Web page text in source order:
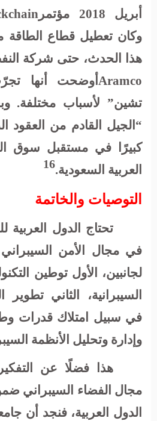
أبريل 2018 مؤتمر
وكان تعطيل قطاع الطاقة
هذا الحدث، حتى شركة
Aramco أوضحت أنها
تشين” لأسباب مختلفة.
“الجيل القادم من العقود
كبيرًا في مستقبل سوق
العربية السعودية.16
التوصيات والخاتمة
تحتاج الدول العربية
في مجال الأمن السيبراني
لجانبين، الأول توطين
السيبرانية، الثاني
في سبيل امتلاك قدرات
وإدارة وتحليل الأنظمة
هذا فضلًا عن
مجال الفضاء السيبراني
الدول العربية، فنجد أن